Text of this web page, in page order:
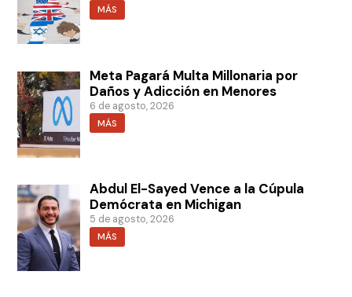
MÁS
Meta Pagará Multa Millonaria por
Daños y Adicción en Menores
6 de agosto, 2026
MÁS
Abdul El-Sayed Vence a la Cúpula
Demócrata en Michigan
5 de agosto, 2026
MÁS